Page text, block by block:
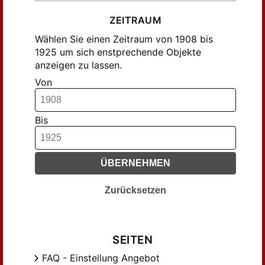
Geißler, ... (14)
Glaser, Rudolf (55)
Gressmann, Hugo (51)
Hennig, ... (76)
Heyn, Ernst (166)
Heywang, Ernst (10)
Hofmann, Otto (38)
Just, K. (14)
Kabisch, Richard (48)
Karstädt, Otto (21)
Katzer, E. (34)
Koppelmann, W. (24)
Krogmann, L. (22)
ZEITRAUM
Wählen Sie einen Zeitraum von 1908 bis
1925 um sich enstprechende Objekte
anzeigen zu lassen.
Von
Bis
ÜBERNEHMEN
Zurücksetzen
SEITEN
FAQ - Einstellung Angebot